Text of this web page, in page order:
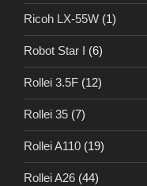
Ricoh LX-55W (1)
Robot Star I (6)
Rollei 3.5F (12)
Rollei 35 (7)
Rollei A110 (19)
Rollei A26 (44)